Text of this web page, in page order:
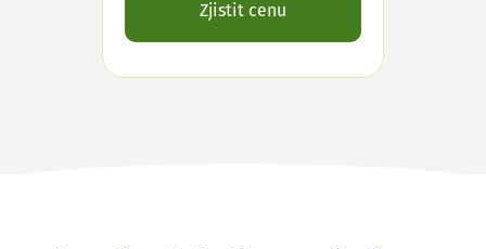
Zjistit cenu